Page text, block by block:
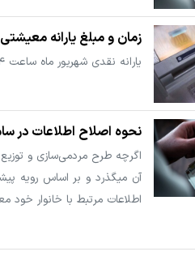
زمان و مبلغ یارانه
یارانه‌ نقدی شهریور ماه ساعت ۲۴ امشب به حساب سرپرستان خانوار واریز خواهد شد.
نحوه اصلاح اطلاعات در
اطلاعات مرتبط با خانوار خود